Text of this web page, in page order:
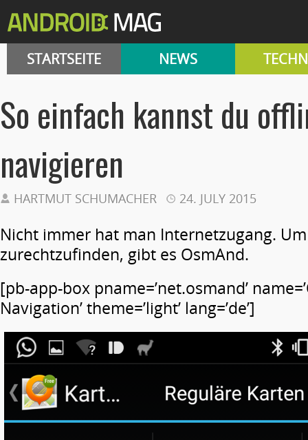
STARTSEITE NEWS
So einfach kannst du
navigieren
HARTMUT SCHUMACHER 24. JULY 2015
Nicht immer hat man Internetzugang.
zurechtzufinden, gibt es OsmAnd.
[pb-app-box pname=’net.osmand’
Navigation’ theme=’light’ lang=’de’]